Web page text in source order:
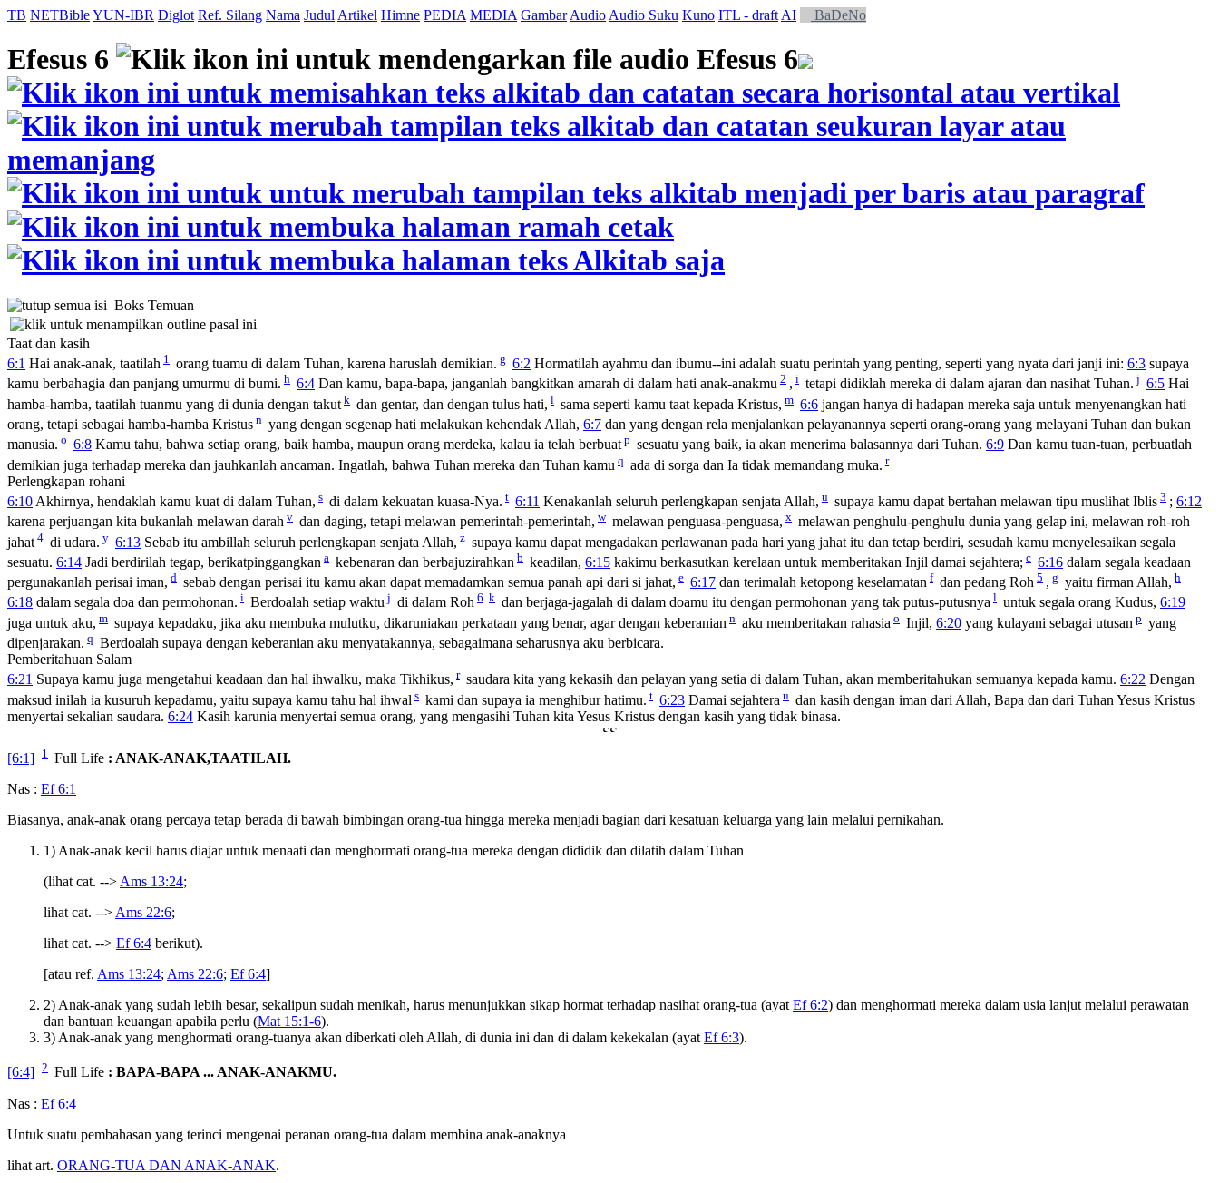
TB NETBibleYUN-IBR Diglot Ref. Silang Nama Judul Artikel Himne PEDIA MEDIA Gambar Audio Audio Suku Kuno ITL - draft AI BaDeNo
Efesus 6
Boks Temuan
Taat dan kasih
6:1 Hai anak-anak, taatilah 1 orang tuamu di dalam Tuhan, karena haruslah demikian. g 6:2 Hormatilah ayahmu dan ibumu--ini adalah suatu perintah yang penting, seperti yang nyata dari janji ini: 6:3 supaya
kamu berbahagia dan panjang umurmu di bumi. h 6:4 Dan kamu, bapa-bapa, janganlah bangkitkan amarah di dalam hati anak-anakmu 2 , i tetapi didiklah mereka di dalam ajaran dan nasihat Tuhan. j 6:5 Hai
hamba-hamba, taatilah tuanmu yang di dunia dengan takut k dan gentar, dan dengan tulus hati, l sama seperti kamu taat kepada Kristus, m 6:6 jangan hanya di hadapan mereka saja untuk menyenangkan hati
orang, tetapi sebagai hamba-hamba Kristus n yang dengan segenap hati melakukan kehendak Allah, 6:7 dan yang dengan rela menjalankan pelayanannya seperti orang-orang yang melayani Tuhan dan bukan
manusia. o 6:8 Kamu tahu, bahwa setiap orang, baik hamba, maupun orang merdeka, kalau ia telah berbuat p sesuatu yang baik, ia akan menerima balasannya dari Tuhan. 6:9 Dan kamu tuan-tuan, perbuatlah
demikian juga terhadap mereka dan jauhkanlah ancaman. Ingatlah, bahwa Tuhan mereka dan Tuhan kamu q ada di sorga dan Ia tidak memandang muka. r
Perlengkapan rohani
6:10 Akhirnya, hendaklah kamu kuat di dalam Tuhan, s di dalam kekuatan kuasa-Nya. t 6:11 Kenakanlah seluruh perlengkapan senjata Allah, u supaya kamu dapat bertahan melawan tipu muslihat Iblis 3 ; 6:12
karena perjuangan kita bukanlah melawan darah v dan daging, tetapi melawan pemerintah-pemerintah, w melawan penguasa-penguasa, x melawan penghulu-penghulu dunia yang gelap ini, melawan roh-roh
jahat 4 di udara. y 6:13 Sebab itu ambillah seluruh perlengkapan senjata Allah, z supaya kamu dapat mengadakan perlawanan pada hari yang jahat itu dan tetap berdiri, sesudah kamu menyelesaikan segala
sesuatu. 6:14 Jadi berdirilah tegap, berikatpinggangkan a kebenaran dan berbajuzirahkan b keadilan, 6:15 kakimu berkasutkan kerelaan untuk memberitakan Injil damai sejahtera; c 6:16 dalam segala keadaan
pergunakanlah perisai iman, d sebab dengan perisai itu kamu akan dapat memadamkan semua panah api dari si jahat, e 6:17 dan terimalah ketopong keselamatan f dan pedang Roh 5 , g yaitu firman Allah, h
6:18 dalam segala doa dan permohonan. i Berdoalah setiap waktu j di dalam Roh 6 k dan berjaga-jagalah di dalam doamu itu dengan permohonan yang tak putus-putusnya l untuk segala orang Kudus, 6:19
juga untuk aku, m supaya kepadaku, jika aku membuka mulutku, dikaruniakan perkataan yang benar, agar dengan keberanian n aku memberitakan rahasia o Injil, 6:20 yang kulayani sebagai utusan p yang
dipenjarakan. q Berdoalah supaya dengan keberanian aku menyatakannya, sebagaimana seharusnya aku berbicara.
Pemberitahuan Salam
6:21 Supaya kamu juga mengetahui keadaan dan hal ihwalku, maka Tikhikus, r saudara kita yang kekasih dan pelayan yang setia di dalam Tuhan, akan memberitahukan semuanya kepada kamu. 6:22 Dengan
maksud inilah ia kusuruh kepadamu, yaitu supaya kamu tahu hal ihwal s kami dan supaya ia menghibur hatimu. t 6:23 Damai sejahtera u dan kasih dengan iman dari Allah, Bapa dan dari Tuhan Yesus Kristus
menyertai sekalian saudara. 6:24 Kasih karunia menyertai semua orang, yang mengasihi Tuhan kita Yesus Kristus dengan kasih yang tidak binasa.
[6:1] 1 Full Life : ANAK-ANAK,TAATILAH.
Nas : Ef 6:1
Biasanya, anak-anak orang percaya tetap berada di bawah bimbingan orang-tua hingga mereka menjadi bagian dari kesatuan keluarga yang lain melalui pernikahan.
1) Anak-anak kecil harus diajar untuk menaati dan menghormati orang-tua mereka dengan dididik dan dilatih dalam Tuhan
(lihat cat. -->Ams 13:24;
lihat cat. -->Ams 22:6;
lihat cat. --> Ef 6:4 berikut).
[atau ref. Ams 13:24;Ams 22:6; Ef 6:4]
2) Anak-anak yang sudah lebih besar, sekalipun sudah menikah, harus menunjukkan sikap hormat terhadap nasihat orang-tua (ayatEf 6:2) dan menghormati mereka dalam usia lanjut melalui perawatan
dan bantuan keuangan apabila perlu (Mat 15:1-6).
3) Anak-anak yang menghormati orang-tuanya akan diberkati oleh Allah, di dunia ini dan di dalam kekekalan (ayatEf 6:3).
[6:4] 2 Full Life : BAPA-BAPA ... ANAK-ANAKMU.
Nas : Ef 6:4
Untuk suatu pembahasan yang terinci mengenai peranan orang-tua dalam membina anak-anaknya
lihat art. ORANG-TUA DAN ANAK-ANAK.